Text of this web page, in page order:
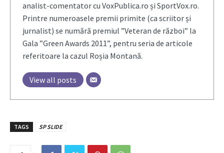
analist-comentator cu VoxPublica.ro și SportVox.ro.
Printre numeroasele premii primite (ca scriitor și
jurnalist) se numără premiul ”Veteran de război” la
Gala ”Green Awards 2011”, pentru seria de articole
referitoare la cazul Roșia Montană.
View all posts
TAGS SP SLIDE